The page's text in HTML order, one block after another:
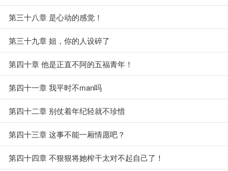
第三十八章 是心动的感觉！
第三十九章 姐，你的人设碎了
第四十章 他是正直不阿的五福青年！
第四十一章 我平时不man吗
第四十二章 别仗着年纪轻就不珍惜
第四十三章 这事不能一厢情愿吧？
第四十四章 不狠狠将她榨干太对不起自己了！